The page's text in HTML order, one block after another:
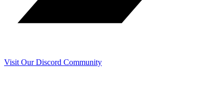
Visit Our Discord Community